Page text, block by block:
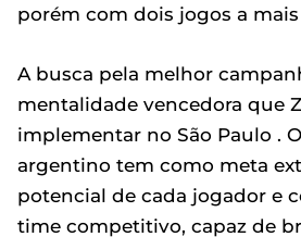
porém com dois jogos a
A busca pela melhor
mentalidade vencedora que
implementar no São Paulo .
argentino tem como meta
potencial de cada jogador e
time competitivo, capaz de